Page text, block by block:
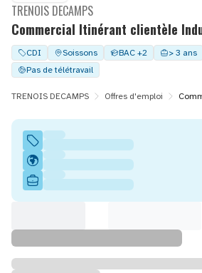
Commercial Itinérant clientèle
TRENOIS DECAMPS
CDI Soissons BAC +2 > 3 ans
Pas de télétravail
TRENOIS DECAMPS Offres d'emploi